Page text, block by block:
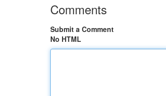
Comments
Submit a Comment
No HTML